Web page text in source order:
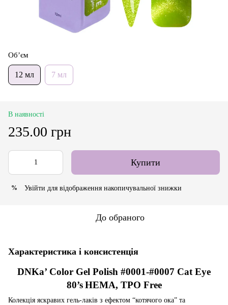
Об’єм
12 мл 7 мл
В наявності
235.00 грн
Купити
% Увійти для відображення накопичувальної знижки
До обраного
Характеристика і консистенція
DNKa’ Color Gel Polish #0001-#0007 Cat Eye
80’s HEMA, TPO Free
Колекція яскравих гель-лаків з ефектом “котячого ока” та